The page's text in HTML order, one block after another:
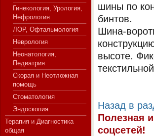
Гинекология, Урология,
Нефрология
ЛОР, Офтальмология
Неврология
Неонатология,
Педиатрия
Скорая и Неотложная
помощь
Стоматология
Эндоскопия
Терапия и Диагностика
общая
шины по
бинтов.
Шина-
высоте.
Назад в
Полезная
соцсетей!